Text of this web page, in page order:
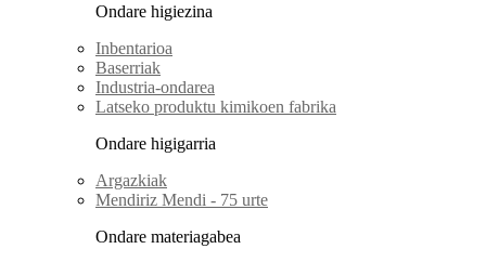
Ondare higiezina
Inbentarioa
Baserriak
Industria-ondarea
Latseko produktu kimikoen fabrika
Ondare higigarria
Argazkiak
Mendiriz Mendi - 75 urte
Ondare materiagabea